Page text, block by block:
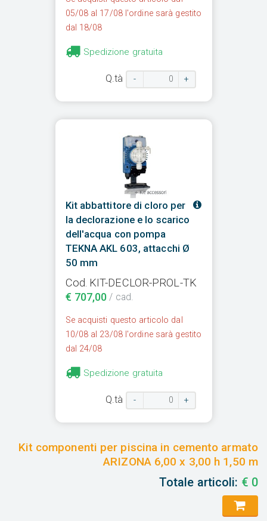
05/08 al 17/08 l'ordine sarà gestito
dal 18/08
Spedizione gratuita
Q.tà - +
Kit abbattitore di cloro per
la declorazione e lo scarico
dell'acqua con pompa
TEKNA AKL 603, attacchi Ø
50 mm
Cod. KIT-DECLOR-PROL-TK
€ 707,00 / cad.
Se acquisti questo articolo dal
10/08 al 23/08 l'ordine sarà gestito
dal 24/08
Spedizione gratuita
Q.tà - +
Kit componenti per piscina in cemento armato
ARIZONA 6,00 x 3,00 h 1,50 m
Totale articoli: € 0